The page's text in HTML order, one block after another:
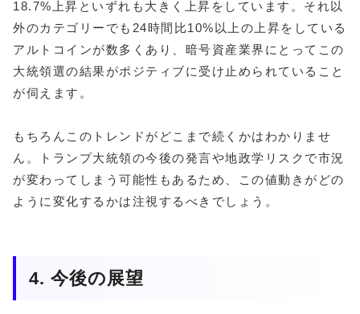
18.7%上昇といずれも大きく上昇をしています。それ以
外のカテゴリーでも24時間比10%以上の上昇をしている
アルトコインが数多くあり、暗号資産業界にとってこの
大統領選の結果がポジティブに受け止められていること
が伺えます。
もちろんこのトレンドがどこまで続くかはわかりませ
ん。トランプ大統領の今後の発言や地政学リスクで市況
が変わってしまう可能性もあるため、この値動きがどの
ように変化するかは注視するべきでしょう。
4. 今後の展望